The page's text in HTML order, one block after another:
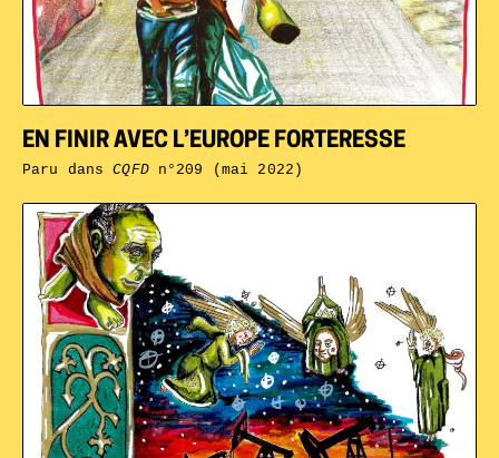
EN FINIR AVEC L’EUROPE FORTERESSE
Paru dansCQFDn°209 (mai 2022)